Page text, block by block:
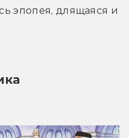
эпопея, длящаяся и